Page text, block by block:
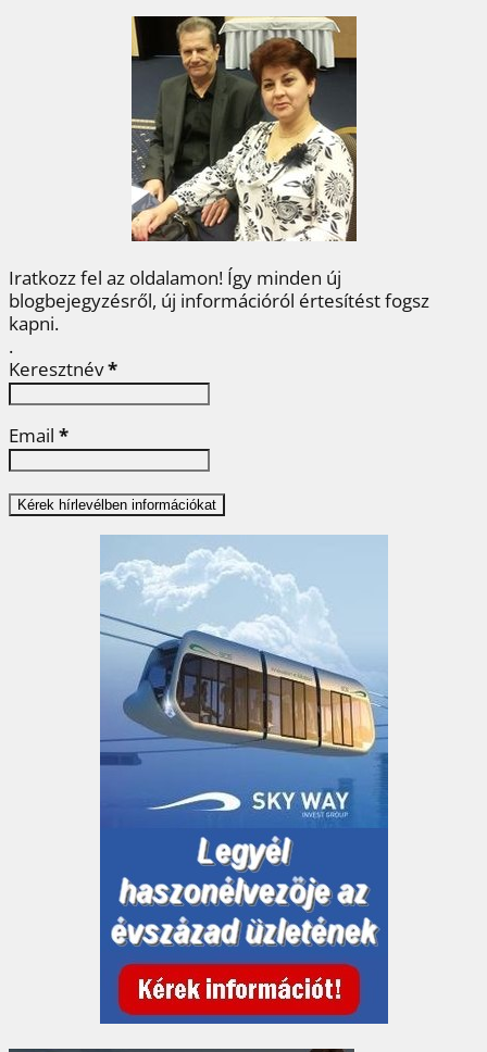
e
b
o
k
t
t
e
r
t
e
e
s
t
k
e
d
I
n
z
a
e
g
Iratkozz fel az oldalamon! Így minden új
blogbejegyzésről, új információról értesítést fogsz
kapni.
.
Keresztnév*
Email *